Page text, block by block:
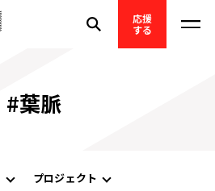
応援
する
#葉脈
プロジェクト